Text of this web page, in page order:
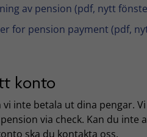
av pension (pdf, nytt
for pension payment (pdf,
konto
inte betala ut dina pengar. Vi
via check. Kan du inte
ska du kontakta oss.